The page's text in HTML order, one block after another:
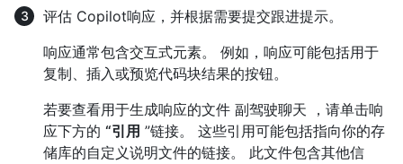
评估 Copilot响应，并根据需要提交跟进提示。
响应通常包含交互式元素。 例如，响应可能包括用于
复制、插入或预览代码块结果的按钮。
若要查看用于生成响应的文件 副驾驶聊天 ，请单击响
应下方的 “引用 ”链接。 这些引用可能包括指向你的存
储库的自定义说明文件的链接。 此文件包含其他信